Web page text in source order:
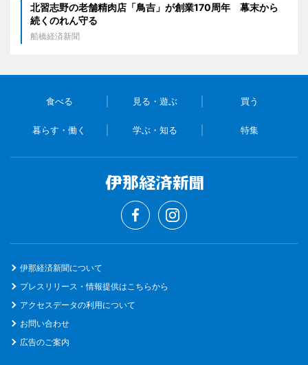
北習志野の老舗精肉店「鳥吉」が創業170周年 幕末から
続くのれん守る
船橋経済新聞
食べる 見る・遊ぶ 買う
暮らす・働く 学ぶ・知る 特集
伊那経済新聞について
プレスリリース・情報提供はこちらから
アクセスデータの利用について
お問い合わせ
広告のご案内